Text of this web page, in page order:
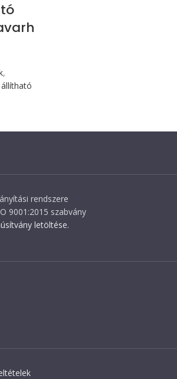
,
rendszere
9001:2015 szabvány
letöltése.